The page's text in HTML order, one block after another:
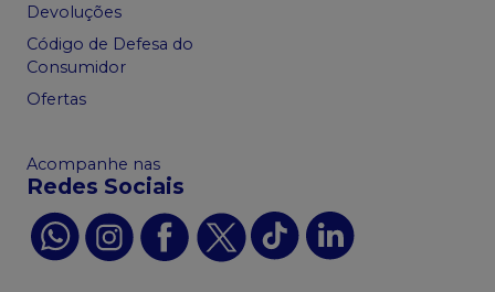
Devoluções
Código de Defesa do
Consumidor
Ofertas
Acompanhe nas
Redes Sociais